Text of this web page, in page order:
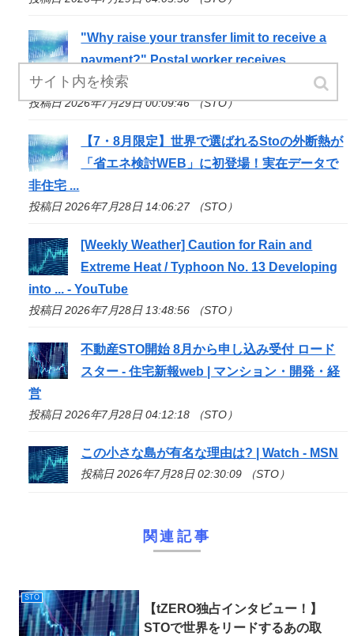
"Why raise your transfer limit to receive a
payment?" Postal worker receives
commendation for
投稿日 2026年7月29日 00:09:46 （STO）
【7・8月限定】世界で選ばれるStoの外断熱が
「省エネ検討WEB」に初登場！実在データで
非住宅 ...
投稿日 2026年7月28日 14:06:27 （STO）
[Weekly Weather] Caution for Rain and
Extreme Heat / Typhoon No. 13 Developing
into ... - YouTube
投稿日 2026年7月28日 13:48:56 （STO）
不動産STO開始 8月から申し込み受付 ロード
スター - 住宅新報web | マンション・開発・経
営
投稿日 2026年7月28日 04:12:18 （STO）
この小さな島が有名な理由は? | Watch - MSN
投稿日 2026年7月28日 02:30:09 （STO）
関連記事
STO
【tZERO独占インタビュー！】
STOで世界をリードするあの取